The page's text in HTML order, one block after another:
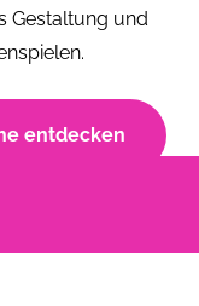
Gestaltung und
entdecken